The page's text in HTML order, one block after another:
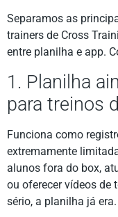
Separamos as
trainers de Cross
entre planilha e app.
1. Planilha
para treinos
Funciona como
extremamente
alunos fora do box,
ou oferecer vídeos de
sério, a planilha já era.